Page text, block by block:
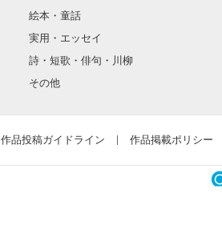
絵本・童話
実用・エッセイ
詩・短歌・俳句・川柳
その他
作品投稿ガイドライン 作品掲載ポリシー